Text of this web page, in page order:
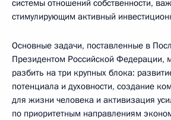
системы отношений собственности,
стимулирующим активный
Основные задачи, поставленные в
Президентом Российской Федерации,
разбить на три крупных блока:
потенциала и духовности, создание
для жизни человека и активизация
по приоритетным направлениям